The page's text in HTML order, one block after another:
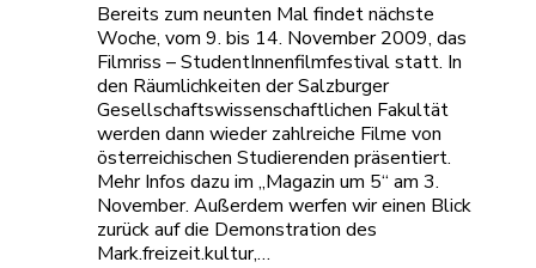
Bereits zum neunten Mal findet nächste
Woche, vom 9. bis 14. November 2009, das
Filmriss – StudentInnenfilmfestival statt. In
den Räumlichkeiten der Salzburger
Gesellschaftswissenschaftlichen Fakultät
werden dann wieder zahlreiche Filme von
österreichischen Studierenden präsentiert.
Mehr Infos dazu im „Magazin um 5“ am 3.
November. Außerdem werfen wir einen Blick
zurück auf die Demonstration des
Mark.freizeit.kultur,…